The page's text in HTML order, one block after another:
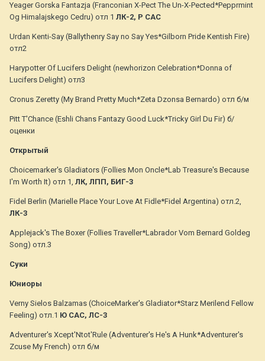
Yeager Gorska Fantazja (Franconian X-Pect The Un-X-Pected*Pepprmint
Og Himalajskego Cedru) отл 1 ЛК-2, Р САС
Urdan Kenti-Say (Ballythenry Say no Say Yes*Gilborn Pride Kentish Fire)
отл2
Harypotter Of Lucifers Delight (newhorizon Celebration*Donna of
Lucifers Delight) отл3
Cronus Zeretty (My Brand Pretty Much*Zeta Dzonsa Bernardo) отл б/м
Pitt T'Chance (Eshli Chans Fantazy Good Luck*Tricky Girl Du Fir) б/
оценки
Открытый
Choicemarker's Gladiators (Follies Mon Oncle*Lab Treasure's Because
I'm Worth It) отл 1, ЛК, ЛПП, БИГ-3
Fidel Berlin (Marielle Place Your Love At Fidle*Fidel Argentina) отл.2,
ЛК-3
Applejack's The Boxer (Follies Traveller*Labrador Vom Bernard Goldeg
Song) отл.3
Суки
Юниоры
Verny Sielos Balzamas (ChoiceMarker's Gladiator*Starz Merilend Fellow
Feeling) отл.1 Ю САС, ЛС-3
Adventurer's Xcept'Ntot'Rule (Adventurer's He's A Hunk*Adventurer's
Zcuse My French) отл б/м